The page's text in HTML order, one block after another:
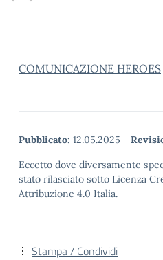
COMUNICAZIONE HEROES
Pubblicato: 12.05.2025 -
Eccetto dove diversamente
stato rilasciato sotto Licenza
Attribuzione 4.0 Italia.
Stampa / Condividi